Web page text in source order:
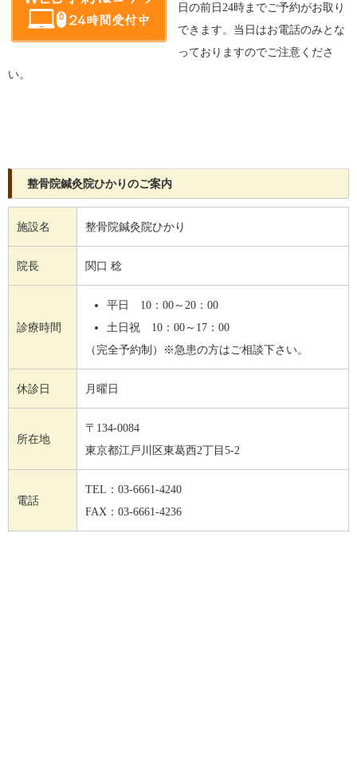
日の前日24時までご予約がお取り
できます。当日はお電話のみとな
っておりますのでご注意くださ
い。
整骨院鍼灸院ひかりのご案内
施設名 整骨院鍼灸院ひかり
院長 関口 稔
診療時間
平日 10：00～20：00
土日祝 10：00～17：00
（完全予約制）※急患の方はご相談下さい。
休診日 月曜日
所在地
〒134-0084
東京都江戸川区東葛西2丁目5-2
電話
TEL：03-6661-4240
FAX：03-6661-4236